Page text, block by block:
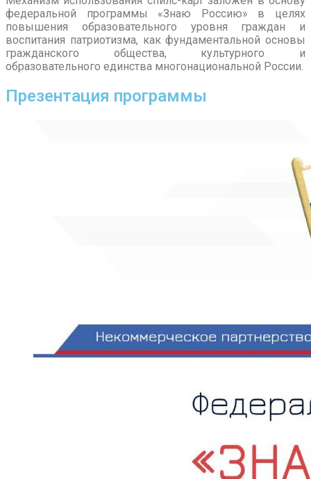
федеральной программы «Знаю Россию» в целях
повышения образовательного уровня граждан и
воспитания патриотизма, как фундаментальной основы
гражданского общества, культурного и
образовательного единства многонациональной России.
Презентация программы